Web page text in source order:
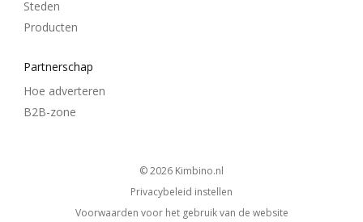
Steden
Producten
Partnerschap
Hoe adverteren
B2B-zone
© 2026
kimbino.nl
Privacybeleid instellen
Voorwaarden voor het gebruik van de website